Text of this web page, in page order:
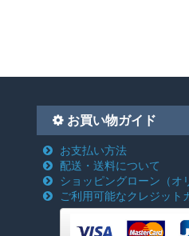
お買い物ガイド
お支払い方法
配送・送料について
ショッピングローン （
ご利用可能なクレジット